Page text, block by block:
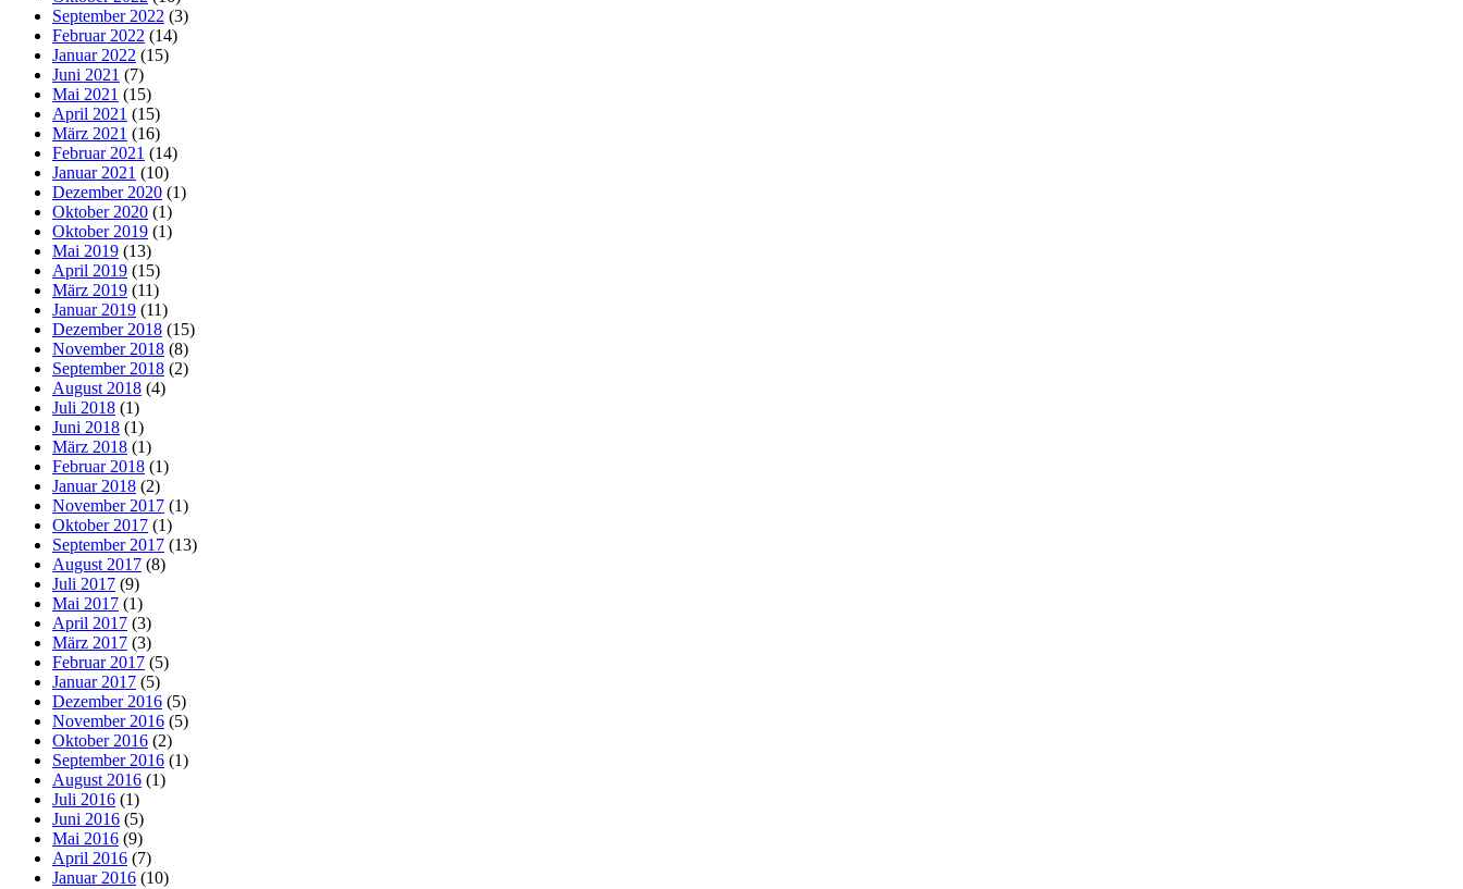
September 2022 (3)
Februar 2022 (14)
Januar 2022 (15)
Juni 2021 (7)
Mai 2021 (15)
April 2021 (15)
März 2021 (16)
Februar 2021 (14)
Januar 2021 (10)
Dezember 2020 (1)
Oktober 2020 (1)
Oktober 2019 (1)
Mai 2019 (13)
April 2019 (15)
März 2019 (11)
Januar 2019 (11)
Dezember 2018 (15)
November 2018 (8)
September 2018 (2)
August 2018 (4)
Juli 2018 (1)
Juni 2018 (1)
März 2018 (1)
Februar 2018 (1)
Januar 2018 (2)
November 2017 (1)
Oktober 2017 (1)
September 2017 (13)
August 2017 (8)
Juli 2017 (9)
Mai 2017 (1)
April 2017 (3)
März 2017 (3)
Februar 2017 (5)
Januar 2017 (5)
Dezember 2016 (5)
November 2016 (5)
Oktober 2016 (2)
September 2016 (1)
August 2016 (1)
Juli 2016 (1)
Juni 2016 (5)
Mai 2016 (9)
April 2016 (7)
Januar 2016 (10)